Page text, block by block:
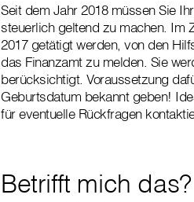
Seit dem Jahr 2018 müssen Sie
steuerlich geltend zu machen. Im
2017 getätigt werden, von den
das Finanzamt zu melden. Sie
berücksichtigt. Voraussetzung
Geburtsdatum bekannt geben!
für eventuelle Rückfragen
Betrifft mich das?